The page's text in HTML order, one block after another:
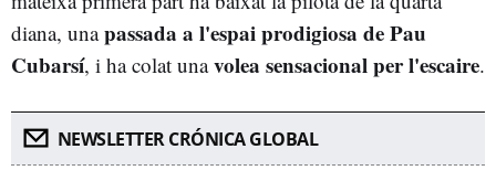
diana, unapassada a l'espai prodigiosa de Pau
Cubarsí, i ha colat unavolea sensacional per l'escaire.
NEWSLETTER CRÓNICA GLOBAL